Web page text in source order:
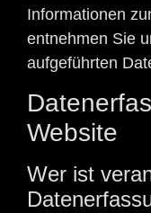
Informationen
entnehmen Sie
aufgeführten
Website
Wer ist